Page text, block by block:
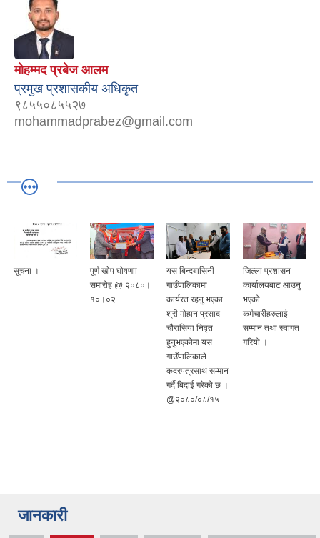
माेहम्मद प्रबेज आलम
प्रमुख प्रशासकीय अधिकृत
९८५५०८५५२७
mohammadprabez@gmail.com
सूचना ।
पूर्ण खोप घोषणाा
समारोह @ २०८०।
१०।०२
यस बिन्दबासिनी
गाउँपालिकामा
कार्यरत रहनु भएका
श्री मोहान प्रसाद
चौरासिया निवृत
हुनुभएकोमा यस
गाउँपालिकाले
कदरपत्रसाथ सम्मान
गर्दै बिदाई गरेको छ ।
@२०८०/०८/१५
जिल्ला प्रशासन
कार्यालयबाट आउनु
भएको
कर्मचारीहरुलाई
सम्मान तथा स्वागत
गरियो ।
जानकारी